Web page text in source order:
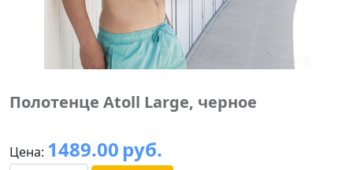
Полотенце Atoll Large, черное
Цена: 1489.00 руб.